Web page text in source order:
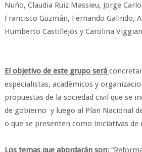
Nuño, Claudia Ruiz Massieu, Jorge
Francisco Guzmán, Fernando Galindo,
Humberto Castillejos y Carolina
El objetivo de este grupo será
especialistas, académicos y
propuestas de la sociedad civil que se
de gobierno y luego al Plan Nacional
o que se presenten como iniciativas de
Los temas que abordarán son: